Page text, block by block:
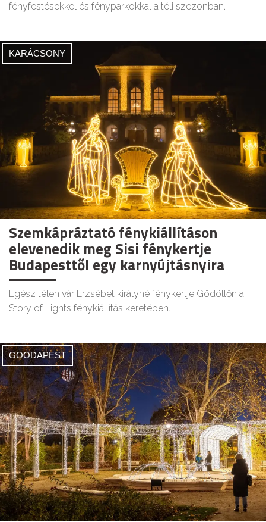
fényfestésekkel és fényparkokkal a téli szezonban.
KARÁCSONY
Szemkápráztató fénykiállításon
elevenedik meg Sisi fénykertje
Budapesttől egy karnyújtásnyira
Egész télen vár Erzsébet királyné fénykertje Gödöllőn a
Story of Lights fénykiállítás keretében.
GOODAPEST